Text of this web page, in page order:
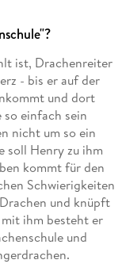
ist, Drachenreiter
- bis er auf der
und dort
einfach sein
nicht um so ein
soll Henry zu ihm
kommt für den
Schwierigkeiten
und knüpft
mit ihm besteht er
und